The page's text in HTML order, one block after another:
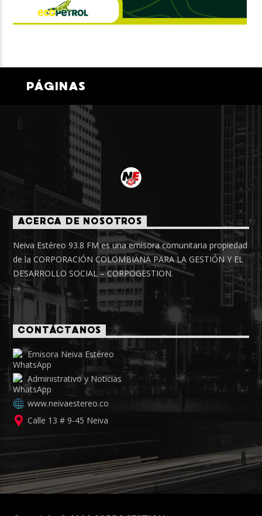
PÁGINAS
ACERCA DE NOSOTROS
Neiva Estéreo 93.8 FM es una emisora comunitaria propiedad
de la CORPORACIÓN COLOMBIANA PARA LA GESTIÓN Y EL
DESARROLLO SOCIAL – CORPOGESTION.
CONTÁCTANOS
Emisora Neiva Estéreo
Administrativo y Noticias
www.neivaestereo.co
Calle 13 # 9-45 Neiva